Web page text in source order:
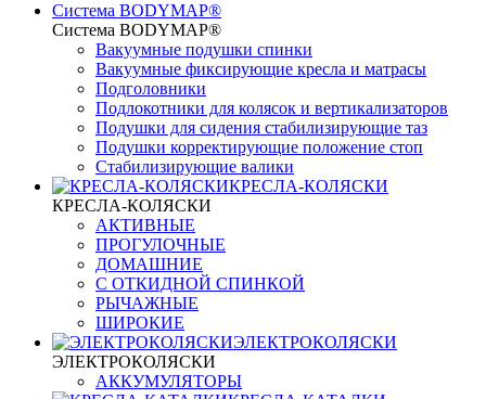
Система BODYMAP®
Система BODYMAP®
Вакуумные подушки спинки
Вакуумные фиксирующие кресла и матрасы
Подголовники
Подлокотники для колясок и вертикализаторов
Подушки для сидения стабилизирующие таз
Подушки корректирующие положение стоп
Стабилизирующие валики
КРЕСЛА-КОЛЯСКИ
КРЕСЛА-КОЛЯСКИ
АКТИВНЫЕ
ПРОГУЛОЧНЫЕ
ДОМАШНИЕ
С ОТКИДНОЙ СПИНКОЙ
РЫЧАЖНЫЕ
ШИРОКИЕ
ЭЛЕКТРОКОЛЯСКИ
ЭЛЕКТРОКОЛЯСКИ
АККУМУЛЯТОРЫ